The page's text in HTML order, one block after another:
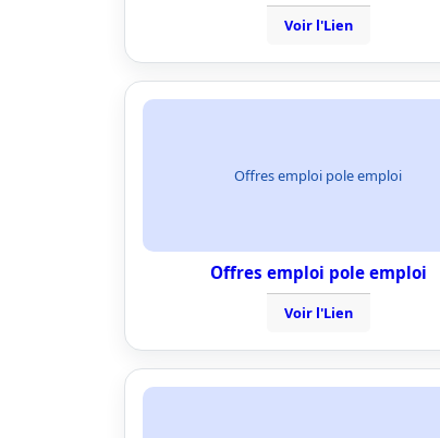
Voir l'Lien
Offres emploi pole emploi
Offres emploi pole emploi
Voir l'Lien